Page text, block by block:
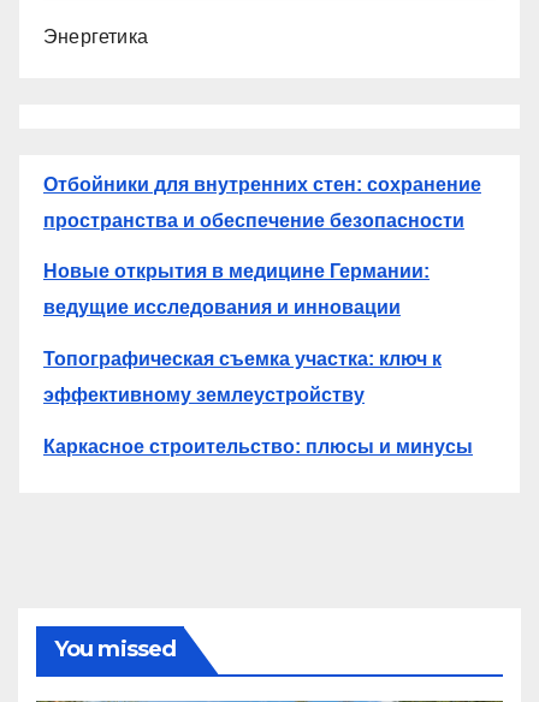
Энергетика
Отбойники для внутренних стен: сохранение
пространства и обеспечение безопасности
Новые открытия в медицине Германии:
ведущие исследования и инновации
Топографическая съемка участка: ключ к
эффективному землеустройству
Каркасное строительство: плюсы и минусы
You missed